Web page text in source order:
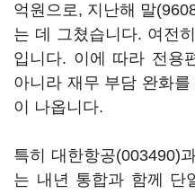
억원으로, 지난해 말
는 데 그쳤습니다. 여전
입니다. 이에 따라 전용
아니라 재무 부담 완화
이 나옵니다.
특히 대한항공(003490)
는 내년 통합과 함께 단